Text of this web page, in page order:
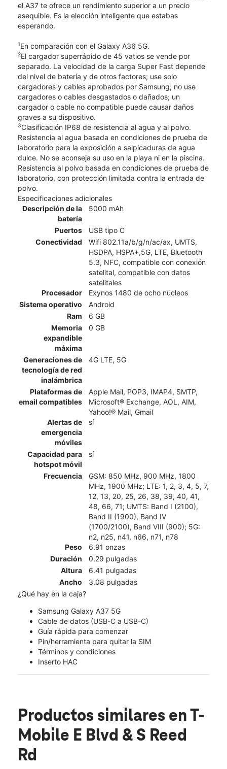
el A37 te ofrece un rendimiento superior a un precio
asequible. Es la elección inteligente que estabas
esperando.
1En comparación con el Galaxy A36 5G.
2El cargador superrápido de 45 vatios se vende por
separado. La velocidad de la carga Super Fast depende
del nivel de batería y de otros factores; use solo
cargadores y cables aprobados por Samsung; no use
cargadores o cables desgastados o dañados; un
cargador o cable no compatible puede causar daños
graves a su dispositivo.
3Clasificación IP68 de resistencia al agua y al polvo.
Resistencia al agua basada en condiciones de prueba de
laboratorio para la exposición a salpicaduras de agua
dulce. No se aconseja su uso en la playa ni en la piscina.
Resistencia al polvo basada en condiciones de prueba de
laboratorio, con protección limitada contra la entrada de
polvo.
Especificaciones adicionales
Descripción de la
batería
5000 mAh
Puertos
USB tipo C
Conectividad
Wifi 802.11a/b/g/n/ac/ax, UMTS,
HSDPA, HSPA+,5G, LTE, Bluetooth
5.3, NFC, compatible con conexión
satelital, compatible con datos
satelitales
Procesador
Exynos 1480 de ocho núcleos
Sistema operativo
Android
Ram
6 GB
Memoria
expandible
máxima
0 GB
Generaciones de
tecnología de red
inalámbrica
4G LTE, 5G
Plataformas de
email compatibles
Apple Mail, POP3, IMAP4, SMTP,
Microsoft® Exchange, AOL, AIM,
Yahoo!® Mail, Gmail
Alertas de
emergencia
móviles
sí
Capacidad para
hotspot móvil
sí
Frecuencia
GSM: 850 MHz, 900 MHz, 1800
MHz, 1900 MHz; LTE: 1, 2, 3, 4, 5, 7,
12, 13, 20, 25, 26, 38, 39, 40, 41,
48, 66, 71; UMTS: Band I (2100),
Band II (1900), Band IV
(1700/2100), Band VIII (900); 5G:
n2, n25, n41, n66, n71, n78
Peso
6.91 onzas
Duración
0.29 pulgadas
Altura
6.41 pulgadas
Ancho
3.08 pulgadas
¿Qué hay en la caja?
Samsung Galaxy A37 5G
Cable de datos (USB-C a USB-C)
Guía rápida para comenzar
Pin/herramienta para quitar la SIM
Términos y condiciones
Inserto HAC
Productos similares en T-
Mobile E Blvd & S Reed
Rd